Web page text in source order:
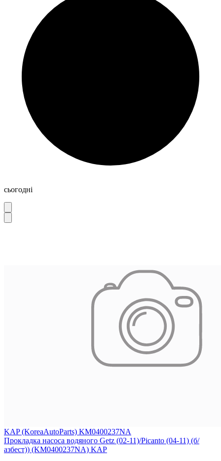
сьогодні
KAP (KoreaAutoParts) KM0400237NA
Прокладка насоса водяного Getz (02-11)/Picanto (04-11) (б/
азбест)) (KM0400237NA) KAP